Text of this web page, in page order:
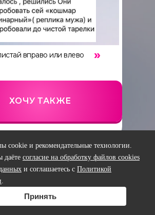
ХОЧУ ТАКЖЕ
вправо или влево »
cookie и рекомендательные технологии.
даёте согласие на обработку файлов cookies
и соглашаетесь с Политикой
.
Принять